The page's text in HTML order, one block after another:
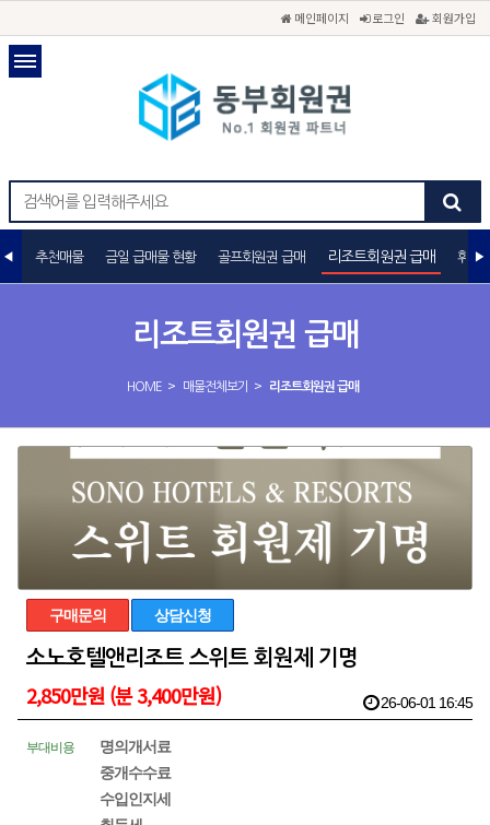
메인페이지 로그인 회원가입
리조트회원권 급매
HOME > 매물전체보기 > 리조트회원권 급매
추천매물 금일 급매물 현황 골프회원권 급매 리조트회원권 급매 휘트
구매문의 상담신청
소노호텔앤리조트 스위트 회원제 기명
2,850만원 (분 3,400만원)
부대비용
명의개서료
중개수수료
수입인지세
26-06-01 16:45